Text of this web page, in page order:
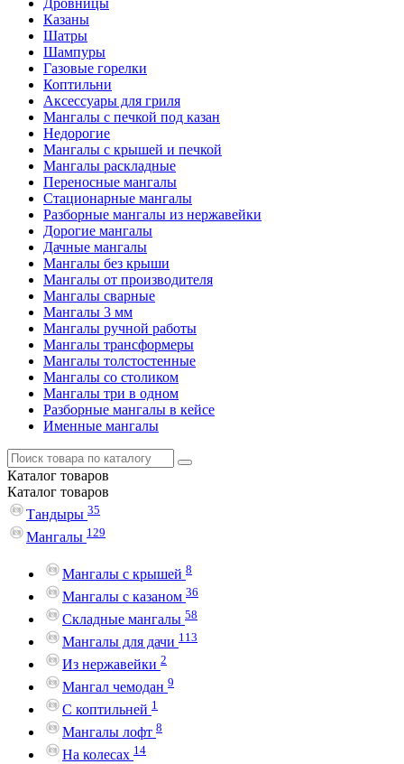
Казаны
Шатры
Шампуры
Газовые горелки
Коптильни
Аксессуары для гриля
Мангалы с печкой под казан
Недорогие
Мангалы с крышей и печкой
Мангалы раскладные
Переносные мангалы
Стационарные мангалы
Разборные мангалы из нержавейки
Дорогие мангалы
Дачные мангалы
Мангалы без крыши
Мангалы от производителя
Мангалы сварные
Мангалы 3 мм
Мангалы ручной работы
Мангалы трансформеры
Мангалы толстостенные
Мангалы со столиком
Мангалы три в одном
Разборные мангалы в кейсе
Именные мангалы
Каталог товаров
Каталог товаров
Тандыры 35
Мангалы 129
Мангалы с крышей 8
Мангалы с казаном 36
Складные мангалы 58
Мангалы для дачи 113
Из нержавейки 2
Мангал чемодан 9
С коптильней 1
Мангалы лофт 8
На колесах 14